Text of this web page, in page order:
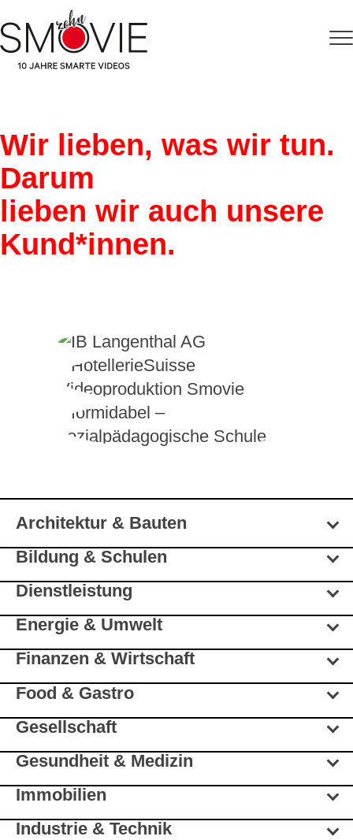
Wir lieben, was wir tun.
Darum
lieben wir auch unsere
Kund*innen.
Architektur & Bauten
Bildung & Schulen
Dienstleistung
Energie & Umwelt
Finanzen & Wirtschaft
Food & Gastro
Gesellschaft
Gesundheit & Medizin
Immobilien
Industrie & Technik